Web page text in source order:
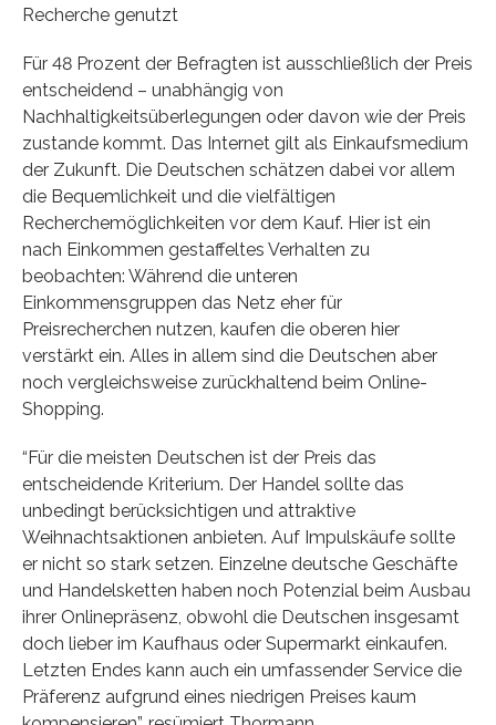
Recherche genutzt
Für 48 Prozent der Befragten ist ausschließlich der Preis
entscheidend – unabhängig von
Nachhaltigkeitsüberlegungen oder davon wie der Preis
zustande kommt. Das Internet gilt als Einkaufsmedium
der Zukunft. Die Deutschen schätzen dabei vor allem
die Bequemlichkeit und die vielfältigen
Recherchemöglichkeiten vor dem Kauf. Hier ist ein
nach Einkommen gestaffeltes Verhalten zu
beobachten: Während die unteren
Einkommensgruppen das Netz eher für
Preisrecherchen nutzen, kaufen die oberen hier
verstärkt ein. Alles in allem sind die Deutschen aber
noch vergleichsweise zurückhaltend beim Online-
Shopping.
“Für die meisten Deutschen ist der Preis das
entscheidende Kriterium. Der Handel sollte das
unbedingt berücksichtigen und attraktive
Weihnachtsaktionen anbieten. Auf Impulskäufe sollte
er nicht so stark setzen. Einzelne deutsche Geschäfte
und Handelsketten haben noch Potenzial beim Ausbau
ihrer Onlinepräsenz, obwohl die Deutschen insgesamt
doch lieber im Kaufhaus oder Supermarkt einkaufen.
Letzten Endes kann auch ein umfassender Service die
Präferenz aufgrund eines niedrigen Preises kaum